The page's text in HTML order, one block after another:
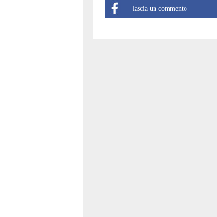
lascia un commento